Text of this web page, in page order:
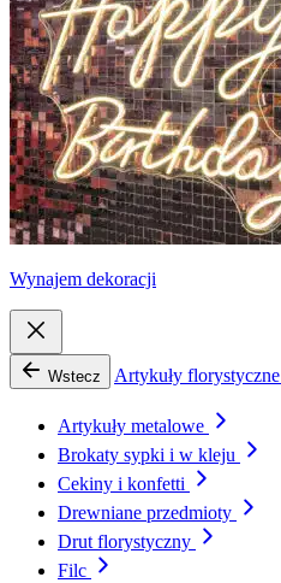
Wynajem dekoracji
Wstecz Artykuły florystyczne
Artykuły metalowe
Brokaty sypki i w kleju
Cekiny i konfetti
Drewniane przedmioty
Drut florystyczny
Filc